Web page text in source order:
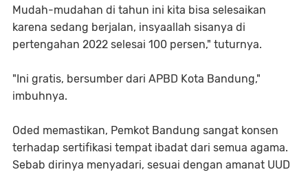
Mudah-mudahan di tahun ini kita bisa selesaikan
karena sedang berjalan, insyaallah sisanya di
pertengahan 2022 selesai 100 persen," tuturnya.
"Ini gratis, bersumber dari APBD Kota Bandung,"
imbuhnya.
Oded memastikan, Pemkot Bandung sangat konsen
terhadap sertifikasi tempat ibadat dari semua agama.
Sebab dirinya menyadari, sesuai dengan amanat UUD